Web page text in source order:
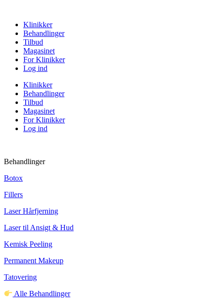
Klinikker
Behandlinger
Tilbud
Magasinet
For Klinikker
Log ind
Klinikker
Behandlinger
Tilbud
Magasinet
For Klinikker
Log ind
Behandlinger
Botox
Fillers
Laser Hårfjerning
Laser til Ansigt & Hud
Kemisk Peeling
Permanent Makeup
Tatovering
Alle Behandlinger